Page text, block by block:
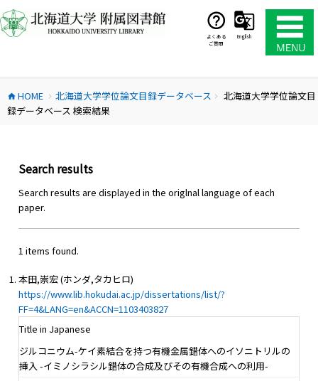
ン
テ
ス
キ
よくある
ご質問
English
home HOME chevron_right 北海道大学学位論文目録データベース chevron_right
北海道大学学位論文目
録データベース 検索結果
Search results
Search results are displayed in the origlnal language of each
paper.
1 items found.
本田,崇宏 (ホンダ,タカヒロ)
https://www.lib.hokudai.ac.jp/dissertations/list/?
FF=4&LANG=en&ACCN=1103403827
Title in Japanese
ジルコニウム-ケイ素結合を持つ有機金属錯体へのイソニトリルの
挿入 -イミノシラシル錯体の合成及びその有機合成への利用-